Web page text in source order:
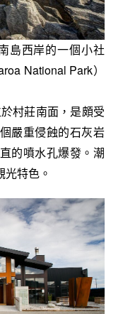
島西岸的一個小社
National Park）
村莊南面，是頗受
嚴重侵蝕的石灰岩
的噴水孔爆發。潮
特色。